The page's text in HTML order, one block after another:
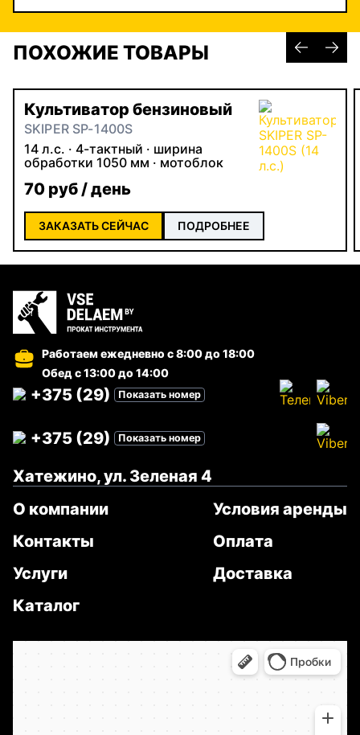
ПОХОЖИЕ ТОВАРЫ
Культиватор бензиновый
SKIPER SP-1400S
14 л.с. · 4-тактный · ширина
обработки 1050 мм · мотоблок
70 руб / день
ЗАКАЗАТЬ СЕЙЧАС ПОДРОБНЕЕ
Работаем ежедневнос 8:00 до 18:00
Обед с 13:00 до 14:00
О компании
Контакты
Услуги
Каталог
Условия аренды
Оплата
Доставка
+375 (29) Показать номер
+375 (29) Показать номер
Хатежино, ул. Зеленая 4